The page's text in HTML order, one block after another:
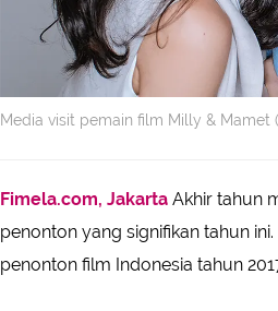
Media visit pemain film Milly &
Fimela.com, Jakarta Akhir tahun
penonton yang signifikan tahun
penonton film Indonesia tahun